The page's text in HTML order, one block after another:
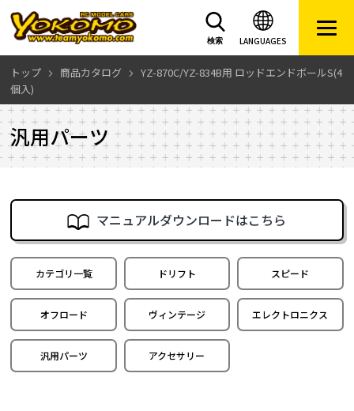
LANGUAGES
検索
トップ 商品カタログ
YZ-870C/YZ-834B用 ロッドエンドボールS(4
個入)
汎用パーツ
マニュアルダウンロードはこちら
カテゴリ一覧 ドリフト スピード
オフロード ヴィンテージ エレクトロニクス
汎用パーツ アクセサリー